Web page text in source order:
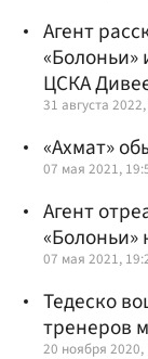
Агент
ЦСКА
31 августа
«Ахмат»
07 мая 2021,
Агент
«Болоньи»
07 мая 2021,
Тедеско
тренеров
20 ноября 2020,